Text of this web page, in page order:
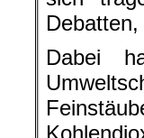
Dabei